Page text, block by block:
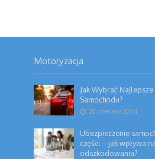
Motoryzacja
Jak Wybrać
Samochodu?
20 czerwca 2024
Ubezpieczenie
części – jak wpływa
odszkodowania?